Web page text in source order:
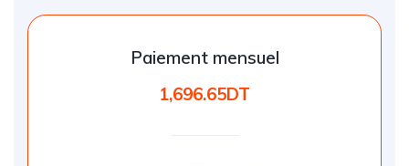
Paiement mensuel
1,696.65DT